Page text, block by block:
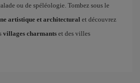
ou de spéléologie. Tombez sous le
artistique et architectural et découvrez
villages charmants et des villes